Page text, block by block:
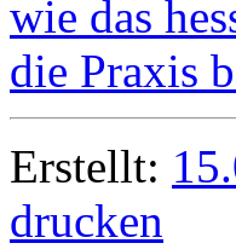
Erstellt:
drucken